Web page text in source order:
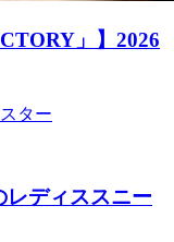
」】2026
ター
レディススニー